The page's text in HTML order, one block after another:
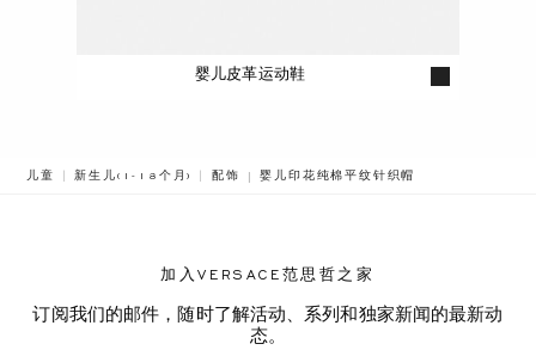
婴儿皮革运动鞋
儿童 新生儿(1-18个月) 配饰 BREADCRUMB.ADA.LABEL.CURRENT
婴儿印花纯棉平纹针织帽
加入VERSACE范思哲之家
订阅我们的邮件，随时了解活动、系列和独家新闻的最新动
态。